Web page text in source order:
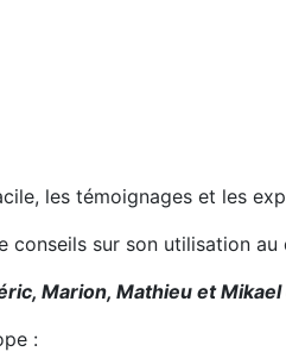
les témoignages et les
conseils sur son utilisation
Marion, Mathieu et
: